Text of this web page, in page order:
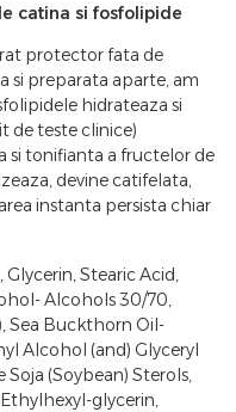
catina si fosfolipide
protector fata de
si preparata aparte, am
hidrateaza si
de teste clinice)
si tonifianta a fructelor de
devine catifelata,
instanta persista chiar
Glycerin, Stearic Acid,
Alcohols 30/70,
Sea Buckthorn Oil-
Alcohol (and) Glyceryl
(Soybean) Sterols,
glycerin,